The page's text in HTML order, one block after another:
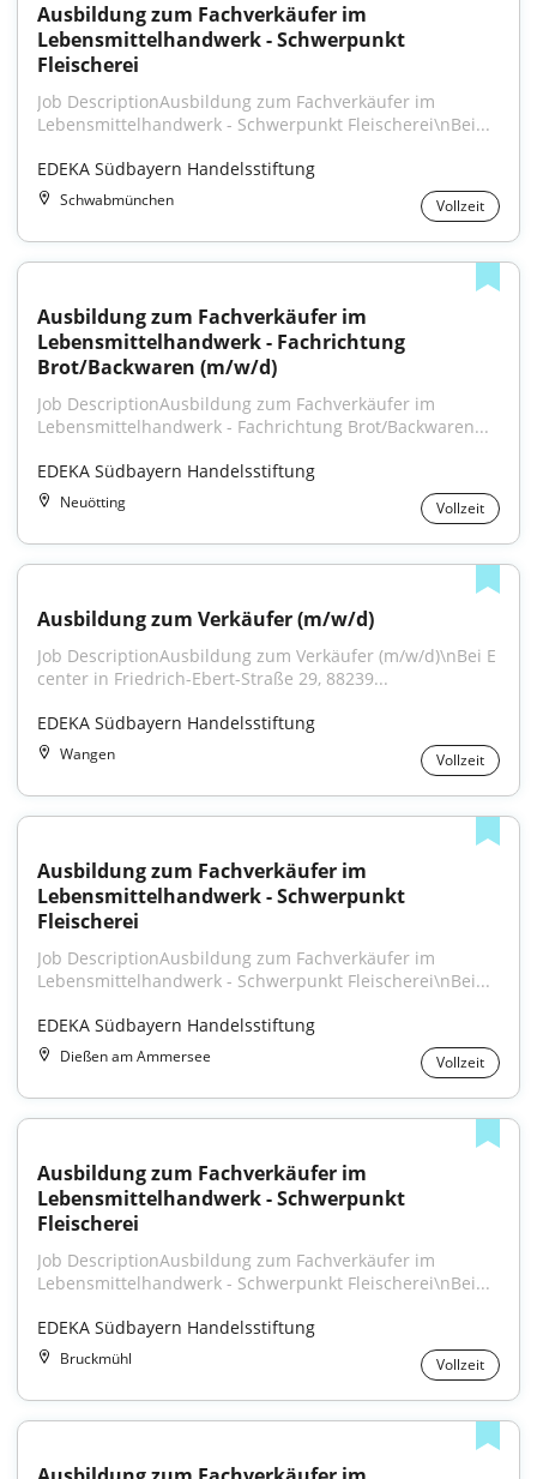
Ausbildung zum Fachverkäufer im
Lebensmittelhandwerk - Schwerpunkt
Fleischerei
Job DescriptionAusbildung zum Fachverkäufer im
Lebensmittelhandwerk - Schwerpunkt Fleischerei\nBei...
EDEKA Südbayern Handelsstiftung
Schwabmünchen Vollzeit
Ausbildung zum Fachverkäufer im
Lebensmittelhandwerk - Fachrichtung
Brot/Backwaren (m/w/d)
Job DescriptionAusbildung zum Fachverkäufer im
Lebensmittelhandwerk - Fachrichtung Brot/Backwaren...
EDEKA Südbayern Handelsstiftung
Neuötting Vollzeit
Ausbildung zum Verkäufer (m/w/d)
Job DescriptionAusbildung zum Verkäufer (m/w/d)\nBei E
center in Friedrich-Ebert-Straße 29, 88239...
EDEKA Südbayern Handelsstiftung
Wangen Vollzeit
Ausbildung zum Fachverkäufer im
Lebensmittelhandwerk - Schwerpunkt
Fleischerei
Job DescriptionAusbildung zum Fachverkäufer im
Lebensmittelhandwerk - Schwerpunkt Fleischerei\nBei...
EDEKA Südbayern Handelsstiftung
Dießen am Ammersee Vollzeit
Ausbildung zum Fachverkäufer im
Lebensmittelhandwerk - Schwerpunkt
Fleischerei
Job DescriptionAusbildung zum Fachverkäufer im
Lebensmittelhandwerk - Schwerpunkt Fleischerei\nBei...
EDEKA Südbayern Handelsstiftung
Bruckmühl Vollzeit